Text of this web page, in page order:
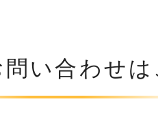
い合わせは